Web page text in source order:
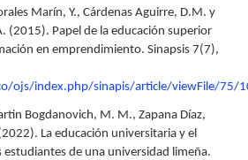
Marín, Y., Cárdenas Aguirre, D.M. y
(2015). Papel de la educación superior
en emprendimiento. Sinapsis 7(7),
ojs/index.php/sinapis/article/viewFile/75/
Bogdanovich, M. M., Zapana Díaz,
La educación universitaria y el
de una universidad limeña.